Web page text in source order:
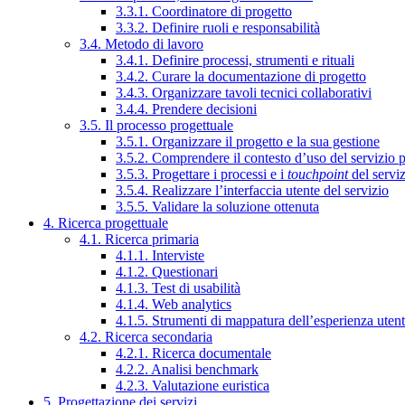
3.3.1. Coordinatore di progetto
3.3.2. Definire ruoli e responsabilità
3.4. Metodo di lavoro
3.4.1. Definire processi, strumenti e rituali
3.4.2. Curare la documentazione di progetto
3.4.3. Organizzare tavoli tecnici collaborativi
3.4.4. Prendere decisioni
3.5. Il processo progettuale
3.5.1. Organizzare il progetto e la sua gestione
3.5.2. Comprendere il contesto d’uso del servizio
3.5.3. Progettare i processi e i touchpointdel
3.5.4. Realizzare l’interfaccia utente del servizio
3.5.5. Validare la soluzione ottenuta
4. Ricerca progettuale
4.1. Ricerca primaria
4.1.1. Interviste
4.1.2. Questionari
4.1.3. Test di usabilità
4.1.4. Web analytics
4.1.5. Strumenti di mappatura dell’esperienza
4.2. Ricerca secondaria
4.2.1. Ricerca documentale
4.2.2. Analisi benchmark
4.2.3. Valutazione euristica
5. Progettazione dei servizi